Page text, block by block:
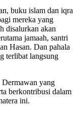
buku islam dan iqra
mereka yang
disalurkan akan
jamaah, santri
Hasan. Dan pahala
terlibat langsung
yang
berkontribusi dalam
ini.